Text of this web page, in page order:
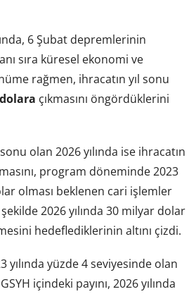
6 Şubat depremlerinin
sıra küresel ekonomi ve
rağmen, ihracatın yıl sonu
çıkmasını öngördüklerini
olan 2026 yılında ise ihracatın
program döneminde 2023
olması beklenen cari işlemler
2026 yılında 30 milyar dolar
hedeflediklerinin altını çizdi.
yılında yüzde 4 seviyesinde olan
içindeki payını, 2026 yılında